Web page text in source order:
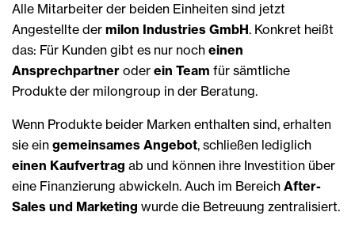
Alle Mitarbeiter der beiden Einheiten sind jetzt
Angestellte der milon Industries GmbH. Konkret heißt
das: Für Kunden gibt es nur noch einen
Ansprechpartner oder ein Team für sämtliche
Produkte der milongroup in der Beratung.
Wenn Produkte beider Marken enthalten sind, erhalten
sie ein gemeinsames Angebot, schließen lediglich
einen Kaufvertrag ab und können ihre Investition über
eine Finanzierung abwickeln. Auch im Bereich After-
Sales und Marketing wurde die Betreuung zentralisiert.